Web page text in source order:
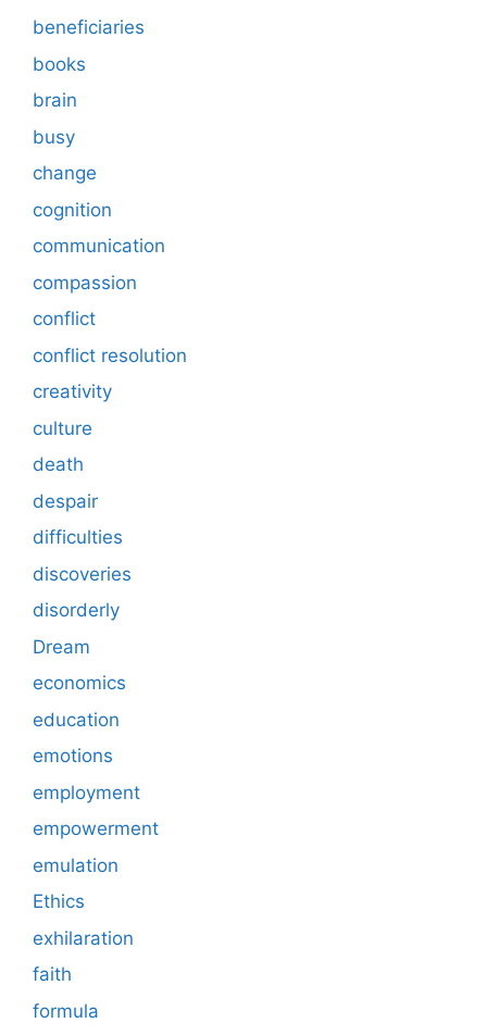
beneficiaries
books
brain
busy
change
cognition
communication
compassion
conflict
conflict resolution
creativity
culture
death
despair
difficulties
discoveries
disorderly
Dream
economics
education
emotions
employment
empowerment
emulation
Ethics
exhilaration
faith
formula